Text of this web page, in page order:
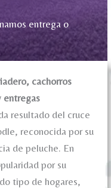
entrega o
cachorros
entregas
resultado del cruce
reconocida por su
de peluche. En
por su
tipo de hogares,